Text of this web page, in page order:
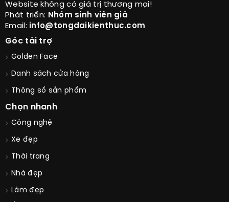
Website không có giá trị thương mại!
Phát triển: Nhóm sinh viên già
Email: info@tongdaikienthuc.com
Góc tài trợ
Golden Face
Danh sách cửa hàng
Thông số sản phẩm
Chọn nhanh
Công nghệ
Xe đẹp
Thời trang
Nhà đẹp
Làm đẹp